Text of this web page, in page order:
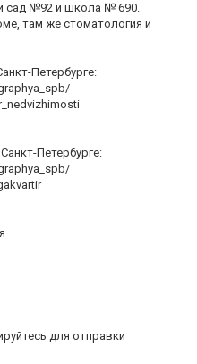
сад №92 и школа № 690.
там же стоматология и
Петербурге:
Петербурге:
для отправки